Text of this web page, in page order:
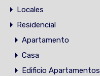
Locales
Residencial
Apartamento
Casa
Edificio Apartamentos